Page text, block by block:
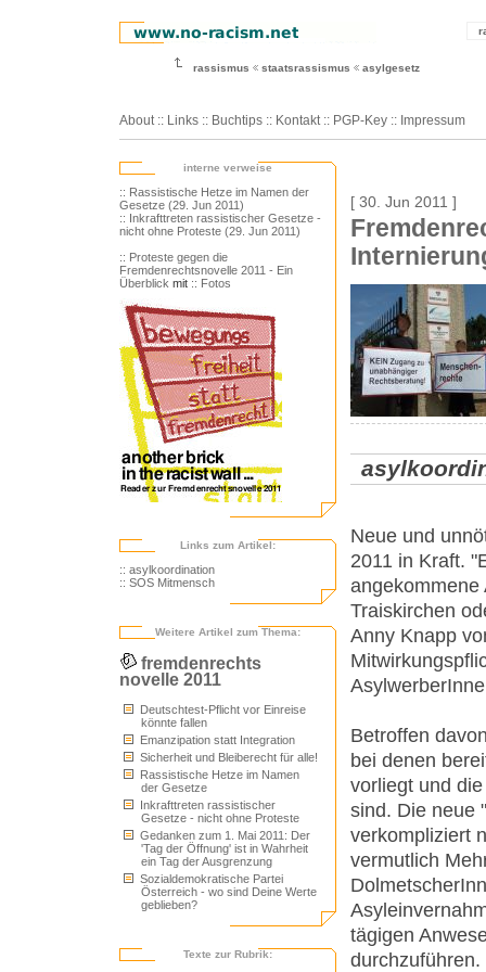
rassismus staatsrassismus asylgesetz
About :: Links :: Buchtips :: Kontakt :: PGP-Key :: Impressum
interne verweise
:: Rassistische Hetze im Namen der
Gesetze (29. Jun 2011)
:: Inkrafttreten rassistischer Gesetze -
nicht ohne Proteste (29. Jun 2011)
:: Proteste gegen die
Fremdenrechtsnovelle 2011 - Ein
Überblick mit :: Fotos
Links zum Artikel:
:: asylkoordination
:: SOS Mitmensch
Weitere Artikel zum Thema:
fremdenrechts
novelle 2011
Deutschtest-Pflicht vor Einreise
könnte fallen
Emanzipation statt Integration
Sicherheit und Bleiberecht für alle!
Rassistische Hetze im Namen
der Gesetze
Inkrafttreten rassistischer
Gesetze - nicht ohne Proteste
Gedanken zum 1. Mai 2011: Der
'Tag der Öffnung' ist in Wahrheit
ein Tag der Ausgrenzung
Sozialdemokratische Partei
Österreich - wo sind Deine Werte
geblieben?
Texte zur Rubrik:
[ 30. Jun 2011 ]
Neue und
2011 in Kraft.
angekommene
Traiskirchen
Anny Knapp
Betroffen
bei denen
vorliegt und
sind. Die neue
verkompliziert
vermutlich
tägigen
durchzuführen.